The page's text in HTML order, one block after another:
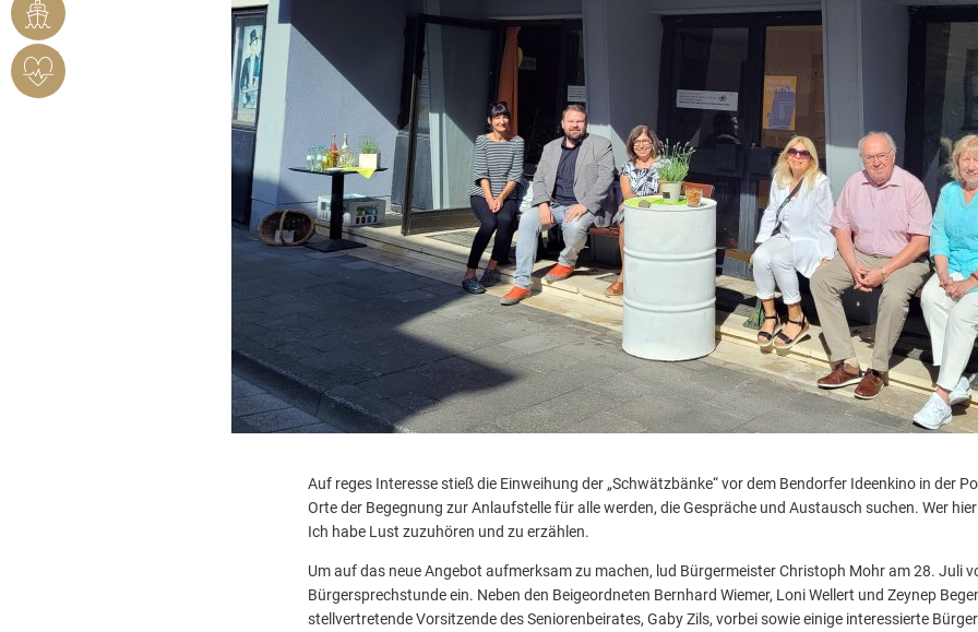
RHEINHAFEN
HERZSICHERES
BENDORF
Auf reges Interesse stieß die Einweihung der „Schwätzbänke“ vor dem Bendorfer Ideenkino in der
Orte der Begegnung zur Anlaufstelle für alle werden, die Gespräche und Austausch suchen. Wer
Ich habe Lust zuzuhören und zu erzählen.
Um auf das neue Angebot aufmerksam zu machen, lud Bürgermeister Christoph Mohr am 28. Juli
Bürgersprechstunde ein. Neben den Beigeordneten Bernhard Wiemer, Loni Wellert und Zeynep
stellvertretende Vorsitzende des Seniorenbeirates, Gaby Zils, vorbei sowie einige interessierte